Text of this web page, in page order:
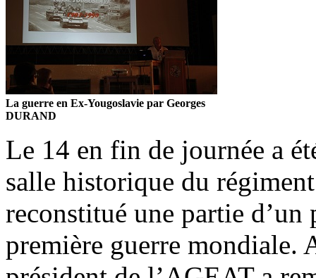
La guerre en Ex-Yougoslavie par Georges
DURAND
Le 14 en fin de journée a
salle historique du
reconstitué une partie d’un
première guerre mondiale.